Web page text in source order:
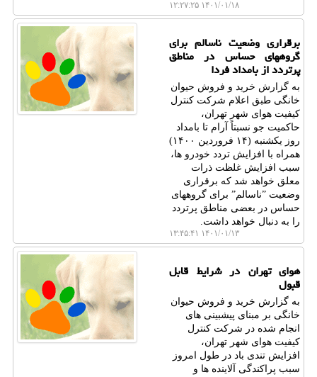
۱۴۰۱/۰۱/۱۸ ۱۲:۲۷:۲۵
برقراری وضعیت ناسالم برای
گروههای حساس در مناطق
پرتردد از بامداد فردا
به گزارش خرید و فروش حیوان
خانگی طبق اعلام شرکت کنترل
کیفیت هوای شهر تهران،
حاکمیت جو نسبتاً آرام تا بامداد
روز یکشنبه (۱۴ فروردین ۱۴۰۰)
همراه با افزایش تردد خودرو ها،
سبب افزایش غلظت ذرات
معلق خواهد شد که برقراری
وضعیت ˮناسالمˮ برای گروههای
حساس در بعضی مناطق پرتردد
را به دنبال خواهد داشت.
۱۴۰۱/۰۱/۱۳ ۱۳:۴۵:۴۱
هوای تهران در شرایط قابل
قبول
به گزارش خرید و فروش حیوان
خانگی بر مبنای پیشبینی های
انجام شده در شرکت کنترل
کیفیت هوای شهر تهران،
افزایش تندی باد در طول امروز
سبب پراکندگی آلاینده ها و